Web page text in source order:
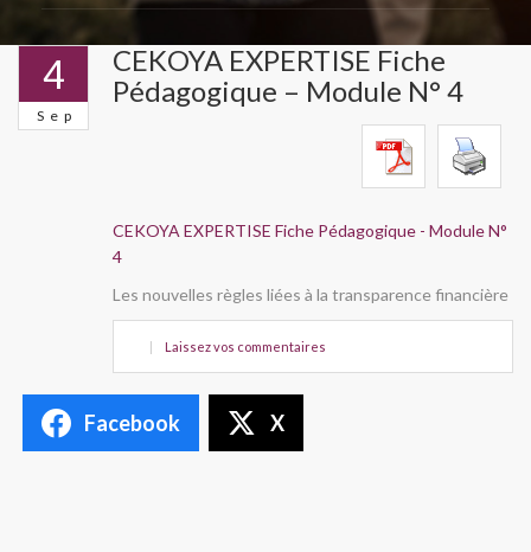
4
Sep
CEKOYA EXPERTISE Fiche
Pédagogique – Module N° 4
CEKOYA EXPERTISE Fiche Pédagogique - Module N°
4
Les nouvelles règles liées à la transparence financière
| Laissez vos commentaires
Facebook X